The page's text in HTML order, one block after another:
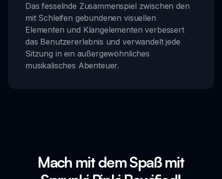
Das fesselnde Zusammenspiel zwischen den
mit Schleifen gebundenen visuellen
Elementen und Klangelementen verbessert
das Benutzererlebnis und verwandelt jede
Sitzung in ein außergewöhnliches
musikalisches Abenteuer.
Mach mit dem Spaß mit